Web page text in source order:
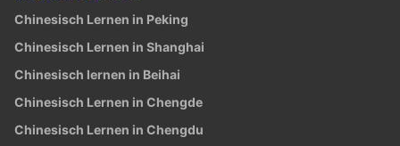
Chinesisch Lernen in Peking
Chinesisch Lernen in Shanghai
Chinesisch lernen in Beihai
Chinesisch Lernen in Chengde
Chinesisch Lernen in Chengdu